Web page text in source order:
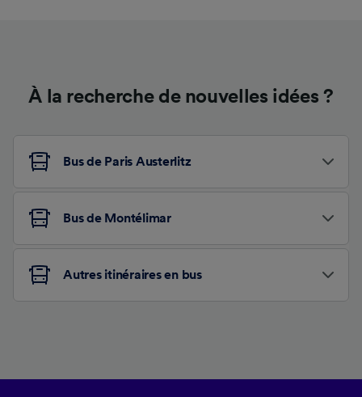
À la recherche de nouvelles idées ?
Bus de Paris Austerlitz
Bus de Montélimar
Autres itinéraires en bus